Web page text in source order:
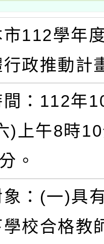
112學年
政推動計
間：112年
)上午8時
。
象：(一)具
校合格教